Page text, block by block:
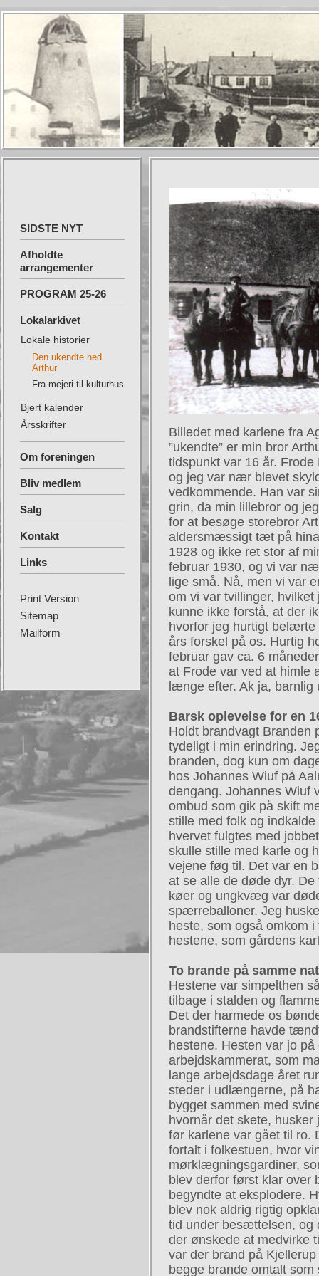
SIDSTE NYT
Afholdte
arrangementer
PROGRAM 25-26
Lokalarkivet
Lokale historier
Den ukendte hed
Arthur
Fra mejeri til kulturhus
Bjert kalender
Årsskrifter
Om foreningen
Bliv medlem
Salg
Kontakt
Links
Print Version
Sitemap
Mailform
Billedet med karlene fra
”ukendte” er min bror
tidspunkt var 16 år.
og jeg var nær blevet
vedkommende. Han var
grin, da min lillebror og
for at besøge storebror
aldersmæssigt tæt på
1928 og ikke ret stor af
februar 1930, og vi var
lige små. Nå, men vi var
om vi var tvillinger,
kunne ikke forstå, at der
hvorfor jeg hurtigt
års forskel på os. Hurtig
februar gav ca. 6
at Frode var ved at himle
længe efter. Ak ja, barnlig
Barsk oplevelse for en
Holdt brandvagt Branden
tydeligt i min erindring.
branden, dog kun om
hos Johannes Wiuf på
dengang. Johannes Wiuf
ombud som gik på skift
stille med folk og
hvervet fulgtes med
skulle stille med karle og
vejene føg til. Det var en
at se alle de døde dyr.
køer og ungkvæg var
spærreballoner. Jeg
heste, som også omkom
hestene, som gårdens
To brande på samme nat
Hestene var simpelthen
tilbage i stalden og
Det der harmede os
brandstifterne havde
hestene. Hesten var jo
arbejdskammerat, som
lange arbejdsdage året
steder i udlængerne, på
bygget sammen med
hvornår det skete,
før karlene var gået til ro.
fortalt i folkestuen, hvor
mørklægningsgardiner,
blev derfor først klar over
begyndte at eksplodere.
blev nok aldrig rigtig
tid under besættelsen, og
der ønskede at medvirke
var der brand på
begge brande omtalt